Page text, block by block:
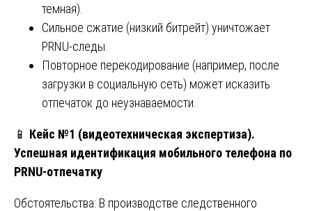
темная).
Сильное сжатие (низкий битрейт) уничтожает
PRNU-следы.
Повторное перекодирование (например, после
загрузки в социальную сеть) может исказить
отпечаток до неузнаваемости.
📱 Кейс №1 (видеотехническая экспертиза).
Успешная идентификация мобильного телефона по
PRNU-отпечатку
Обстоятельства: В производстве следственного